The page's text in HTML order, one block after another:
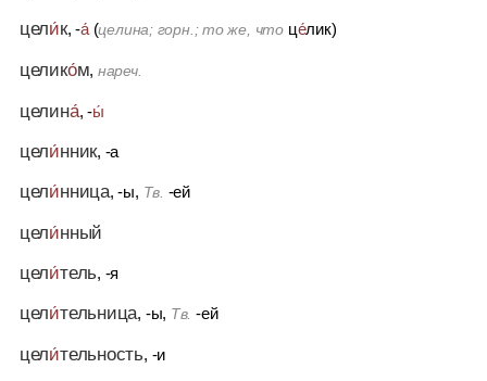
цели́к, -а́(целина; горн.; то же, чтоце́лик)
целико́м, нареч.
целина́, -ы́
цели́нник, -а
цели́нница, -ы, Тв. -ей
цели́нный
цели́тель, -я
цели́тельница, -ы, Тв. -ей
цели́тельность, -и